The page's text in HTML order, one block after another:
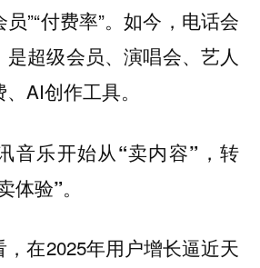
员”“付费率”。如今，电话会
超级会员、演唱会、艺人
AI创作工具。
音乐开始从“卖内容”，转
体验”。
在2025年用户增长逼近天